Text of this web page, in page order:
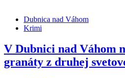
Dubnica nad Váhom
Krimi
V Dubnici nad Váhom
granáty z druhej